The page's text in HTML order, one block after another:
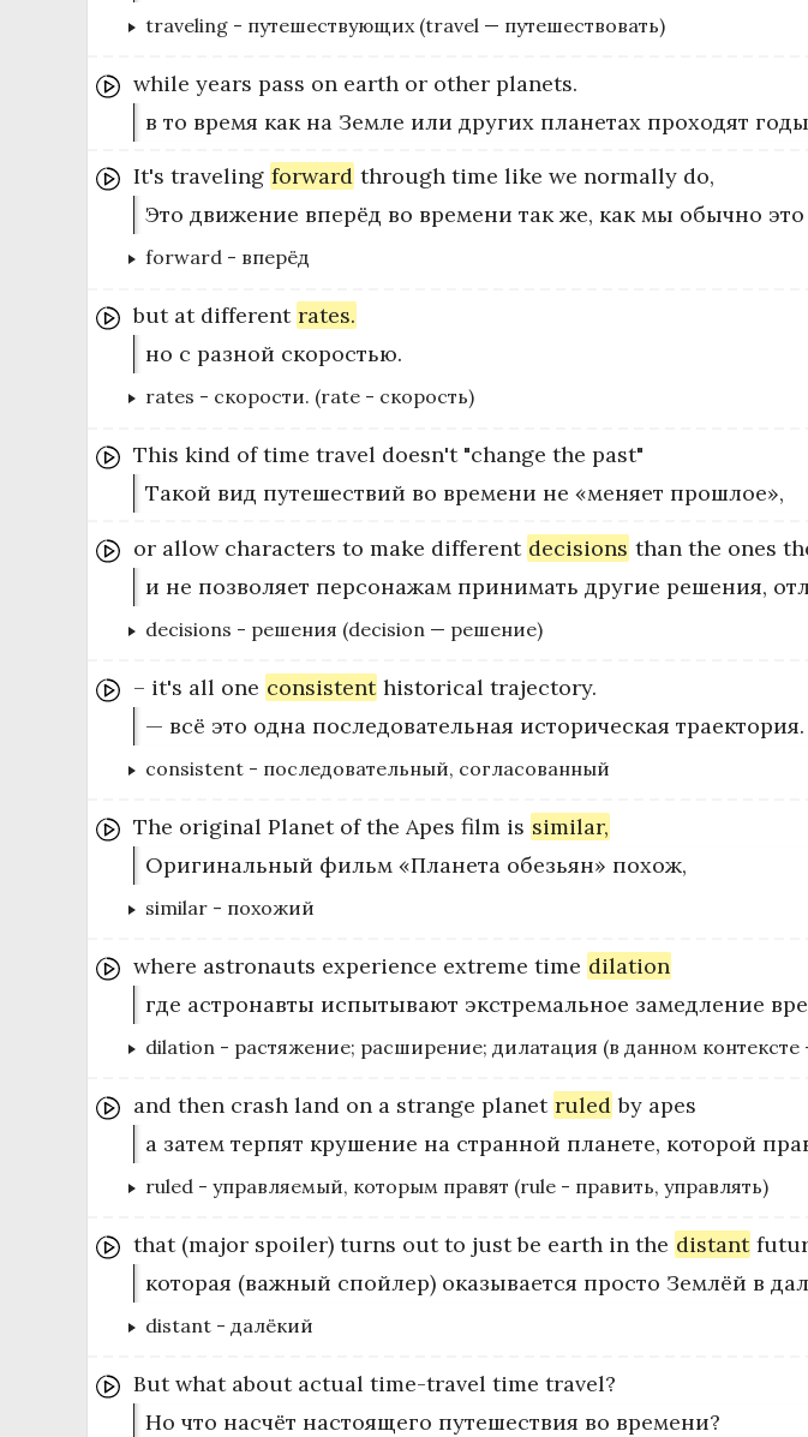
traveling - путешествующих (travel — путешествовать)
while years pass on earth or other planets.
в то время как на Земле или других планетах проходят
It's traveling forward through time like we normally do,
Это движение вперёд во времени так же, как мы обычно это
forward - вперёд
but at different rates.
но с разной скоростью.
rates - скорости. (rate - скорость)
This kind of time travel doesn't "change the past"
Такой вид путешествий во времени не «меняет прошлое»,
or allow characters to make different decisions than the ones
и не позволяет персонажам принимать другие решения,
decisions - решения (decision — решение)
– it's all one consistent historical trajectory.
— всё это одна последовательная историческая траектория.
consistent - последовательный, согласованный
The original Planet of the Apes film is similar,
Оригинальный фильм «Планета обезьян» похож,
similar - похожий
where astronauts experience extreme time dilation
где астронавты испытывают экстремальное замедление
dilation - растяжение; расширение; дилатация (в данном
and then crash land on a strange planet ruled by apes
а затем терпят крушение на странной планете, которой
ruled - управляемый, которым правят (rule - править, управлять)
that (major spoiler) turns out to just be earth in the distant
которая (важный спойлер) оказывается просто Землёй в
distant - далёкий
But what about actual time-travel time travel?
Но что насчёт настоящего путешествия во времени?